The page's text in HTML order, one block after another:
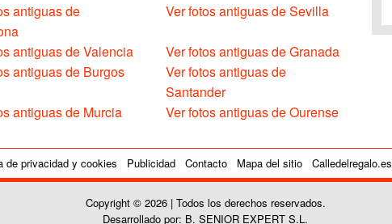
antiguas de
Ver fotos antiguas de Sevilla
antiguas de Valencia
Ver fotos antiguas de Granada
antiguas de Burgos
Ver fotos antiguas de
Santander
antiguas de Murcia Ver fotos antiguas de Ourense
de privacidad y cookies Publicidad Contacto Mapa del sitio Calledelregalo.es
Copyright © 2026 | Todos los derechos reservados.
Desarrollado por: B. SENIOR EXPERT S.L.